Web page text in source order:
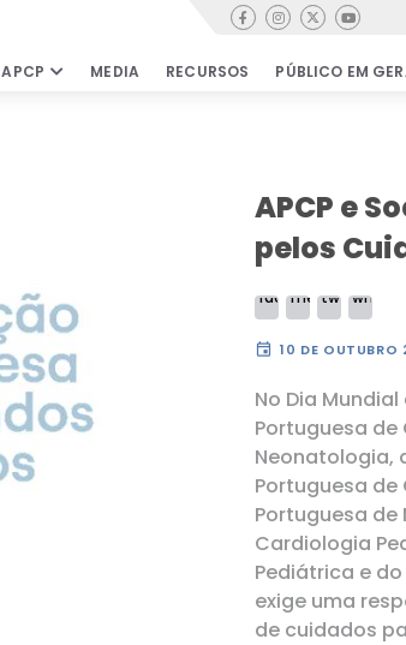
APCP
MEDIA
RECURSOS PÚBLICO EM
Movimento de Cidadãos
Perguntas Frequentes
COMO APOIAR
APCP e
pelos
event 10 DE OUTUBRO
No Dia
Portuguesa de
Neonatologia,
Portuguesa
Portuguesa de
Cardiologia
Pediátrica e
exige uma
de cuidados